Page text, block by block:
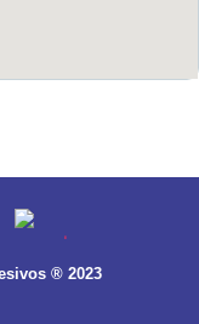
® 2023